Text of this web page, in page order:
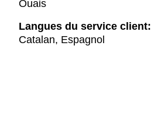
Ouais
Langues du service client:
Catalan, Espagnol